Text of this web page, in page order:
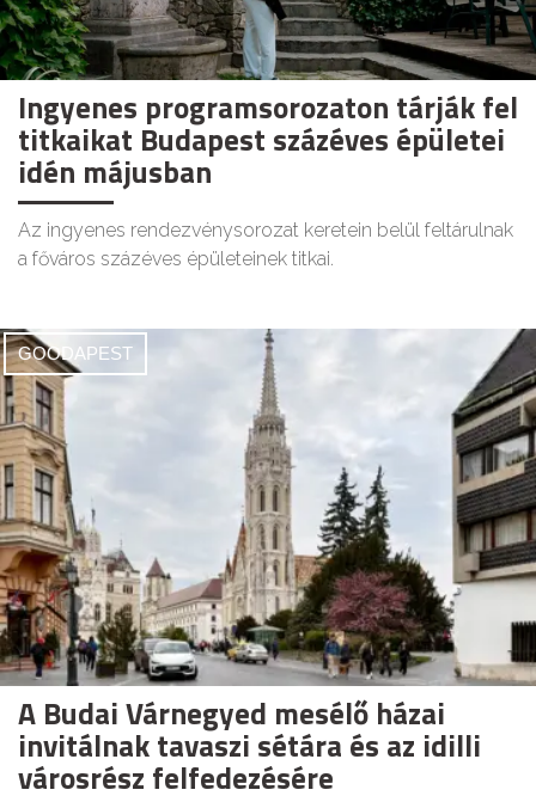
Ingyenes programsorozaton tárják fel
titkaikat Budapest százéves épületei
idén májusban
Az ingyenes rendezvénysorozat keretein belül feltárulnak
a főváros százéves épületeinek titkai.
GOODAPEST
A Budai Várnegyed mesélő házai
invitálnak tavaszi sétára és az idilli
városrész felfedezésére